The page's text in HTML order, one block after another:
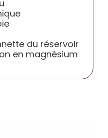
du réservoir
en magnésium